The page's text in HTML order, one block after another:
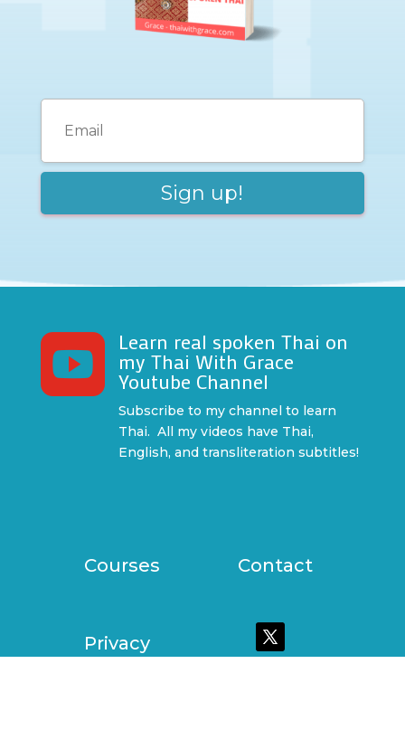
 Learn real spoken Thai on
my Thai With Grace
Youtube Channel
Subscribe to my channel to learn
Thai. All my videos have Thai,
English, and transliteration subtitles!
Courses Contact
Privacy